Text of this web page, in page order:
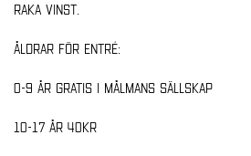
raka vinst.
Åldrar för entré:
0-9 år gratis i målmans sällskap
10-17 år 40kr